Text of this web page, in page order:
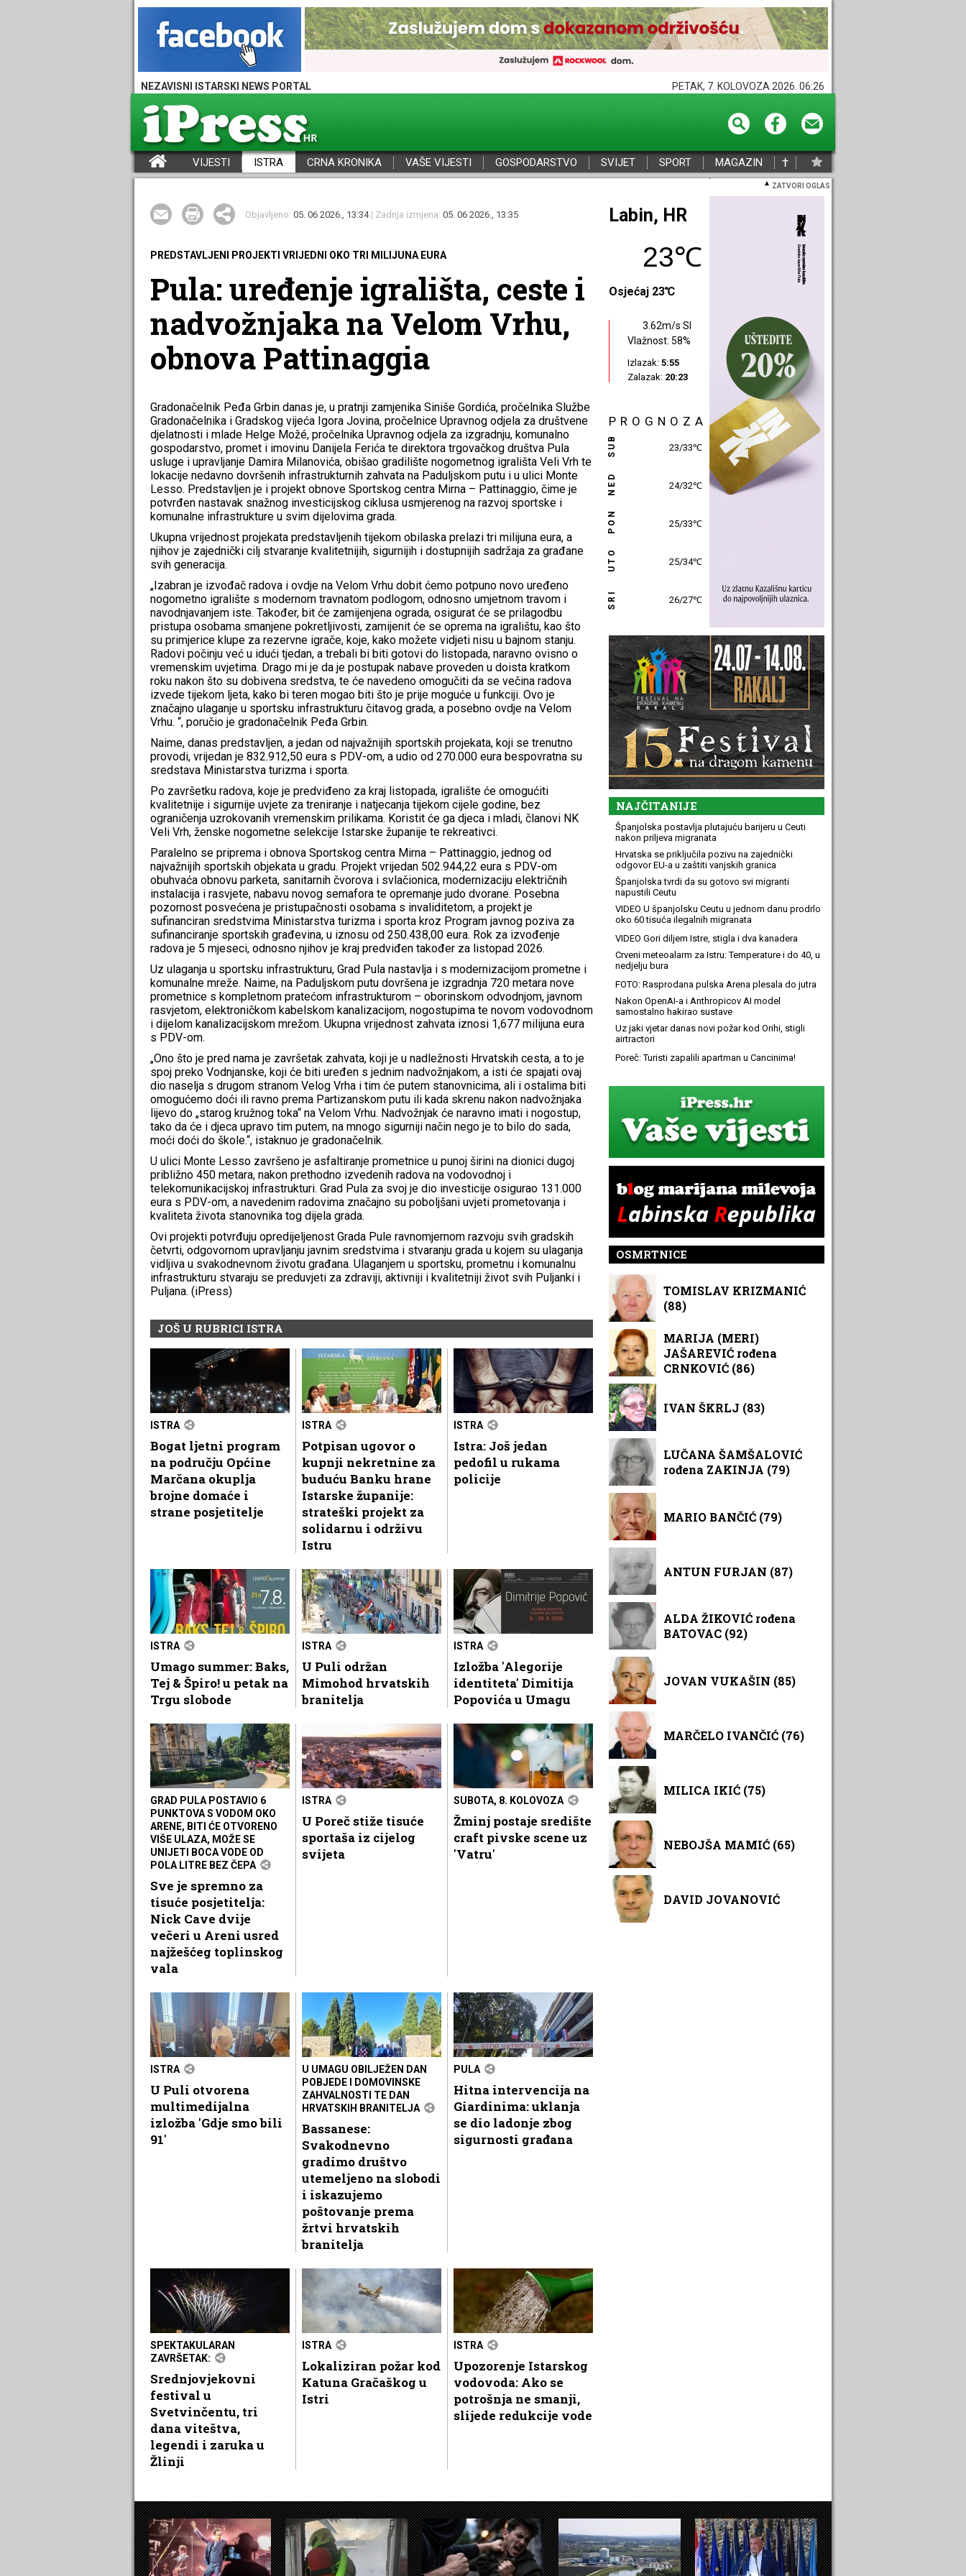
NEZAVISNI ISTARSKI NEWS PORTAL PETAK, 7. KOLOVOZA 2026. 06:26
VIJESTI ISTRA CRNA KRONIKA VAŠE VIJESTI GOSPODARSTVO SVIJET SPORT MAGAZIN †
ZATVORI OGLAS
Objavljeno: 05. 06 2026., 13:34| Zadnja izmjena: 05. 06 2026., 13:35
PREDSTAVLJENI PROJEKTI VRIJEDNI OKO TRI MILIJUNA EURA
Pula: uređenje igrališta, ceste i
nadvožnjaka na Velom Vrhu,
obnova Pattinaggia
Gradonačelnik Peđa Grbin danas je, u pratnji zamjenika Siniše Gordića, pročelnika Službe
Gradonačelnika i Gradskog vijeća Igora Jovina, pročelnice Upravnog odjela za društvene
djelatnosti i mlade Helge Možé, pročelnika Upravnog odjela za izgradnju, komunalno
gospodarstvo, promet i imovinu Danijela Ferića te direktora trgovačkog društva Pula
usluge i upravljanje Damira Milanovića, obišao gradilište nogometnog igrališta Veli Vrh te
lokacije nedavno dovršenih infrastrukturnih zahvata na Paduljskom putu i u ulici Monte
Lesso. Predstavljen je i projekt obnove Sportskog centra Mirna – Pattinaggio, čime je
potvrđen nastavak snažnog investicijskog ciklusa usmjerenog na razvoj sportske i
komunalne infrastrukture u svim dijelovima grada.
Ukupna vrijednost projekata predstavljenih tijekom obilaska prelazi tri milijuna eura, a
njihov je zajednički cilj stvaranje kvalitetnijih, sigurnijih i dostupnijih sadržaja za građane
svih generacija.
„Izabran je izvođač radova i ovdje na Velom Vrhu dobit ćemo potpuno novo uređeno
nogometno igralište s modernom travnatom podlogom, odnosno umjetnom travom i
navodnjavanjem iste. Također, bit će zamijenjena ograda, osigurat će se prilagodbu
pristupa osobama smanjene pokretljivosti, zamijenit će se oprema na igralištu, kao što
su primjerice klupe za rezervne igrače, koje, kako možete vidjeti nisu u bajnom stanju.
Radovi počinju već u idući tjedan, a trebali bi biti gotovi do listopada, naravno ovisno o
vremenskim uvjetima. Drago mi je da je postupak nabave proveden u doista kratkom
roku nakon što su dobivena sredstva, te će navedeno omogučiti da se večina radova
izvede tijekom ljeta, kako bi teren mogao biti što je prije moguće u funkciji. Ovo je
značajno ulaganje u sportsku infrastrukturu čitavog grada, a posebno ovdje na Velom
Vrhu. “, poručio je gradonačelnik Peđa Grbin.
Naime, danas predstavljen, a jedan od najvažnijih sportskih projekata, koji se trenutno
provodi, vrijedan je 832.912,50 eura s PDV-om, a udio od 270.000 eura bespovratna su
sredstava Ministarstva turizma i sporta.
Po završetku radova, koje je predviđeno za kraj listopada, igralište će omogućiti
kvalitetnije i sigurnije uvjete za treniranje i natjecanja tijekom cijele godine, bez
ograničenja uzrokovanih vremenskim prilikama. Koristit će ga djeca i mladi, članovi NK
Veli Vrh, ženske nogometne selekcije Istarske županije te rekreativci.
Paralelno se priprema i obnova Sportskog centra Mirna – Pattinaggio, jednog od
najvažnijih sportskih objekata u gradu. Projekt vrijedan 502.944,22 eura s PDV-om
obuhvaća obnovu parketa, sanitarnih čvorova i svlačionica, modernizaciju električnih
instalacija i rasvjete, nabavu novog semafora te opremanje judo dvorane. Posebna
pozornost posvećena je pristupačnosti osobama s invaliditetom, a projekt je
sufinanciran sredstvima Ministarstva turizma i sporta kroz Program javnog poziva za
sufinanciranje sportskih građevina, u iznosu od 250.438,00 eura. Rok za izvođenje
radova je 5 mjeseci, odnosno njihov je kraj predviđen također za listopad 2026.
Uz ulaganja u sportsku infrastrukturu, Grad Pula nastavlja i s modernizacijom prometne i
komunalne mreže. Naime, na Paduljskom putu dovršena je izgradnja 720 metara nove
prometnice s kompletnom pratećom infrastrukturom – oborinskom odvodnjom, javnom
rasvjetom, elektroničkom kabelskom kanalizacijom, nogostupima te novom vodovodnom
i dijelom kanalizacijskom mrežom. Ukupna vrijednost zahvata iznosi 1,677 milijuna eura
s PDV-om.
„Ono što je pred nama je završetak zahvata, koji je u nadležnosti Hrvatskih cesta, a to je
spoj preko Vodnjanske, koji će biti uređen s jednim nadvožnjakom, a isti će spajati ovaj
dio naselja s drugom stranom Velog Vrha i tim će putem stanovnicima, ali i ostalima biti
omogućemo doći ili ravno prema Partizanskom putu ili kada skrenu nakon nadvožnjaka
lijevo do „starog kružnog toka“ na Velom Vrhu. Nadvožnjak će naravno imati i nogostup,
tako da će i djeca upravo tim putem, na mnogo sigurniji način nego je to bilo do sada,
moći doći do škole.“, istaknuo je gradonačelnik.
U ulici Monte Lesso završeno je asfaltiranje prometnice u punoj širini na dionici dugoj
približno 450 metara, nakon prethodno izvedenih radova na vodovodnoj i
telekomunikacijskoj infrastrukturi. Grad Pula za svoj je dio investicije osigurao 131.000
eura s PDV-om, a navedenim radovima značajno su poboljšani uvjeti prometovanja i
kvaliteta života stanovnika tog dijela grada.
Ovi projekti potvrđuju opredijeljenost Grada Pule ravnomjernom razvoju svih gradskih
četvrti, odgovornom upravljanju javnim sredstvima i stvaranju grada u kojem su ulaganja
vidljiva u svakodnevnom životu građana. Ulaganjem u sportsku, prometnu i komunalnu
infrastrukturu stvaraju se preduvjeti za zdraviji, aktivniji i kvalitetniji život svih Puljanki i
Puljana. (iPress)
JOŠ U RUBRICI ISTRA
ISTRA
Bogat ljetni program
na području Općine
Marčana okuplja
brojne domaće i
strane posjetitelje
ISTRA
Potpisan ugovor o
kupnji nekretnine za
buduću Banku hrane
Istarske županije:
strateški projekt za
solidarnu i održivu
Istru
ISTRA
Istra: Još jedan
pedofil u rukama
policije
ISTRA
Umago summer: Baks,
Tej & Špiro! u petak na
Trgu slobode
ISTRA
U Puli održan
Mimohod hrvatskih
branitelja
ISTRA
Izložba 'Alegorije
identiteta' Dimitija
Popovića u Umagu
GRAD PULA POSTAVIO 6
PUNKTOVA S VODOM OKO
ARENE, BITI ĆE OTVORENO
VIŠE ULAZA, MOŽE SE
UNIJETI BOCA VODE OD
POLA LITRE BEZ ČEPA
Sve je spremno za
tisuće posjetitelja:
Nick Cave dvije
večeri u Areni usred
najžešćeg toplinskog
vala
ISTRA
U Poreč stiže tisuće
sportaša iz cijelog
svijeta
SUBOTA, 8. KOLOVOZA
Žminj postaje središte
craft pivske scene uz
'Vatru'
ISTRA
U Puli otvorena
multimedijalna
izložba 'Gdje smo bili
91'
U UMAGU OBILJEŽEN DAN
POBJEDE I DOMOVINSKE
ZAHVALNOSTI TE DAN
HRVATSKIH BRANITELJA
Bassanese:
Svakodnevno
gradimo društvo
utemeljeno na slobodi
i iskazujemo
poštovanje prema
žrtvi hrvatskih
branitelja
PULA
Hitna intervencija na
Giardinima: uklanja
se dio ladonje zbog
sigurnosti građana
SPEKTAKULARAN
ZAVRŠETAK:
Srednjovjekovni
festival u
Svetvinčentu, tri
dana viteštva,
legendi i zaruka u
Žlinji
ISTRA
Lokaliziran požar kod
Katuna Gračaškog u
Istri
ISTRA
Upozorenje Istarskog
vodovoda: Ako se
potrošnja ne smanji,
slijede redukcije vode
Poreč, HR
27℃
Osjećaj 27℃
2.91m/s SI
Vlažnost: 40%
Izlazak: 5:57
Zalazak: 20:25
PROGNOZA
SUB 25/31℃
NED 26/31℃
PON 26/31℃
UTO 26/32℃
SRI 27/28℃
NAJČITANIJE
Španjolska postavlja plutajuću barijeru u Ceuti
nakon priljeva migranata
Hrvatska se priključila pozivu na zajednički
odgovor EU-a u zaštiti vanjskih granica
Španjolska tvrdi da su gotovo svi migranti
napustili Ceutu
VIDEO U španjolsku Ceutu u jednom danu prodrlo
oko 60 tisuća ilegalnih migranata
VIDEO Gori diljem Istre, stigla i dva kanadera
Crveni meteoalarm za Istru: Temperature i do 40, u
nedjelju bura
FOTO: Rasprodana pulska Arena plesala do jutra
Nakon OpenAI-a i Anthropicov AI model
samostalno hakirao sustave
Uz jaki vjetar danas novi požar kod Orihi, stigli
airtractori
Poreč: Turisti zapalili apartman u Cancinima!
OSMRTNICE
TOMISLAV KRIZMANIĆ
(88)
MARIJA (MERI)
JAŠAREVIĆ rođena
CRNKOVIĆ (86)
IVAN ŠKRLJ (83)
LUČANA ŠAMŠALOVIĆ
rođena ZAKINJA (79)
MARIO BANČIĆ (79)
ANTUN FURJAN (87)
ALDA ŽIKOVIĆ rođena
BATOVAC (92)
JOVAN VUKAŠIN (85)
MARČELO IVANČIĆ (76)
MILICA IKIĆ (75)
NEBOJŠA MAMIĆ (65)
DAVID JOVANOVIĆ